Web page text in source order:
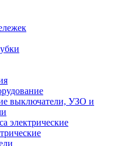
выключатели, УЗО и
электрические